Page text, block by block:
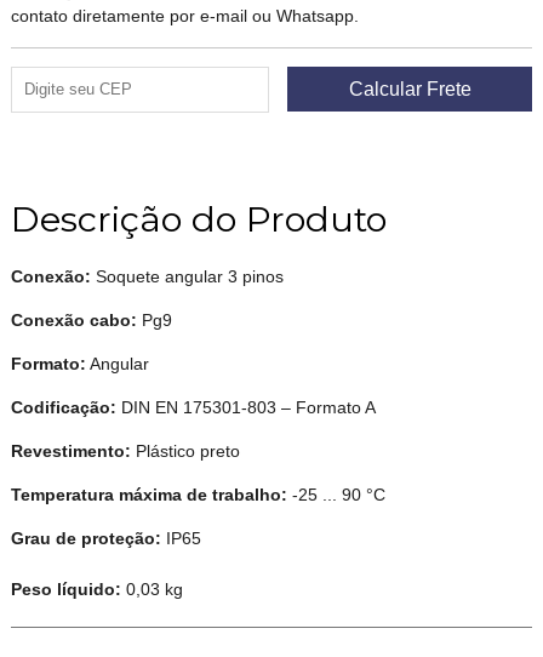
contato diretamente por e-mail ou Whatsapp.
Descrição do Produto
Conexão: Soquete angular 3 pinos
Conexão cabo: Pg9
Formato: Angular
Codificação: DIN EN 175301-803 – Formato A
Revestimento: Plástico preto
Temperatura máxima de trabalho: -25 ... 90 °C
Grau de proteção: IP65
Peso líquido: 0,03 kg